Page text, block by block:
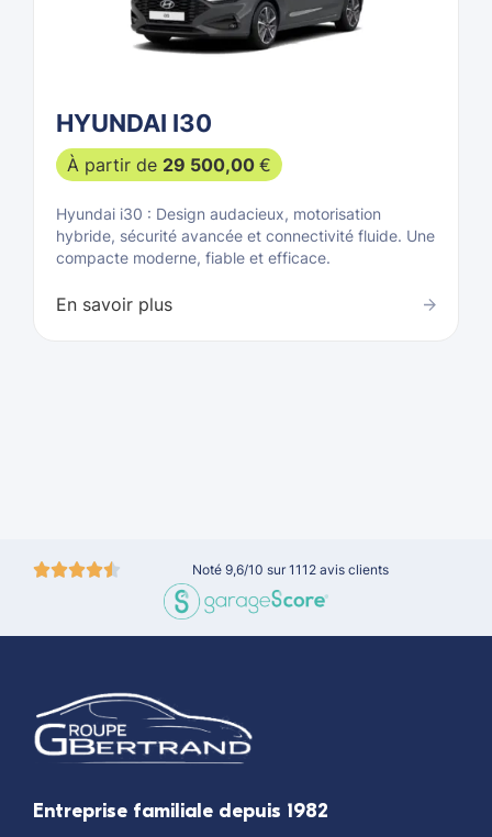
HYUNDAI I30
À partir de 29 500,00 €
Hyundai i30 : Design audacieux, motorisation
hybride, sécurité avancée et connectivité fluide. Une
compacte moderne, fiable et efficace.
En savoir plus
Noté 9,6/10 sur 1112 avis clients
Entreprise familiale depuis 1982